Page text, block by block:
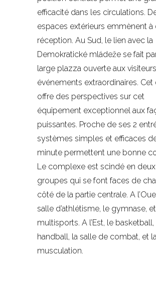
efficacité dans les circulations.
espaces extérieurs emmènent à
réception. Au Sud, le lien avec la
Demokratické mládeže se fait
large plazza ouverte aux
événements extraordinaires. Cet
offre des perspectives sur cet
équipement exceptionnel aux
puissantes. Proche de ses 2
systèmes simples et efficaces
minute permettent une bonne
Le complexe est scindé en deux
groupes qui se font faces de
côté de la partie centrale. A
salle d’athlétisme, le gymnase,
multisports. A l’Est, le basketball,
handball, la salle de combat, et
musculation.